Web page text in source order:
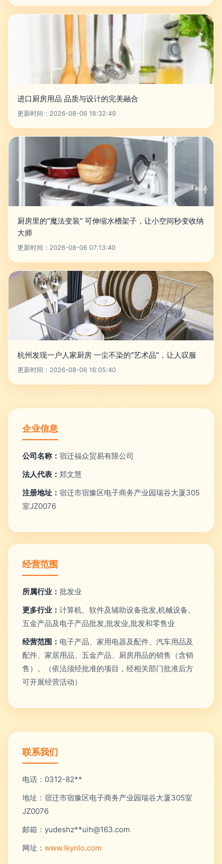
进口厨房用品 品质与设计的完美融合
更新时间：2026-08-06 18:32:49
厨房里的“魔法变装” 可伸缩水槽架子，让小空间秒变收纳
大师
更新时间：2026-08-06 07:13:40
杭州发现一户人家厨房 一尘不染的“艺术品”，让人叹服
更新时间：2026-08-06 16:05:40
企业信息
公司名称： 宿迁福众贸易有限公司
法人代表： 郑文慧
注册地址： 宿迁市宿豫区电子商务产业园瑞谷大厦305
室JZ0076
经营范围
所属行业： 批发业
更多行业： 计算机、软件及辅助设备批发,机械设备、
五金产品及电子产品批发,批发业,批发和零售业
经营范围： 电子产品、家用电器及配件、汽车用品及
配件、家居用品、五金产品、厨房用品的销售（含销
售）。（依法须经批准的项目，经相关部门批准后方
可开展经营活动）
联系我们
电话：0312-82**
地址：宿迁市宿豫区电子商务产业园瑞谷大厦305室
JZ0076
邮箱：yudeshz**uih@163.com
网址： www.lkynlo.com